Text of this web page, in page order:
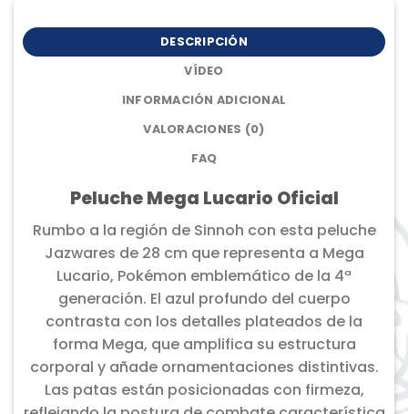
DESCRIPCIÓN
VÍDEO
INFORMACIÓN ADICIONAL
VALORACIONES (0)
FAQ
Peluche Mega Lucario Oficial
Rumbo a la región de Sinnoh con esta peluche
Jazwares de 28 cm que representa a Mega
Lucario, Pokémon emblemático de la 4ª
generación. El azul profundo del cuerpo
contrasta con los detalles plateados de la
forma Mega, que amplifica su estructura
corporal y añade ornamentaciones distintivas.
Las patas están posicionadas con firmeza,